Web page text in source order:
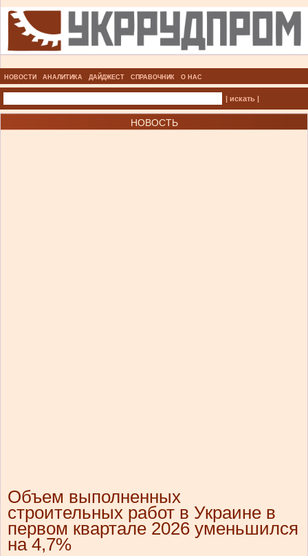
НОВОСТИ АНАЛИТИКА ДАЙДЖЕСТ СПРАВОЧНИК О НАС
| искать |
НОВОСТЬ
Объем выполненных
строительных работ в Украине в
первом квартале 2026 уменьшился
на 4,7%